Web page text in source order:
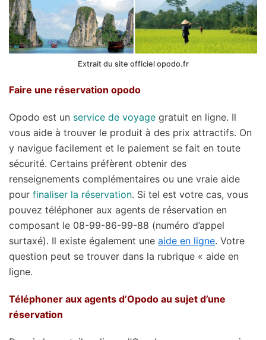
Extrait du site officiel opodo.fr
Faire une réservation opodo
Opodo est un service de voyage gratuit en ligne. Il
vous aide à trouver le produit à des prix attractifs. On
y navigue facilement et le paiement se fait en toute
sécurité. Certains préfèrent obtenir des
renseignements complémentaires ou une vraie aide
pour finaliser la réservation. Si tel est votre cas, vous
pouvez téléphoner aux agents de réservation en
composant le 08-99-86-99-88 (numéro d’appel
surtaxé). Il existe également une aide en ligne. Votre
question peut se trouver dans la rubrique « aide en
ligne.
Téléphoner aux agents d’Opodo au sujet d’une
réservation